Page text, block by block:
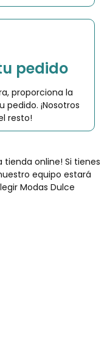
pedido
proporciona la
¡Nosotros
resto!
tienda online! Si tienes
equipo estará
Modas Dulce